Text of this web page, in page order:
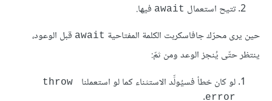
تتيح استعمال await فيها.
حين يرى محرّك جافاسكربت الكلمة المفتاحية await قبل الوعود،
ينتظر حتّى يُنجز الوعد ومن ثمّ:
لو كان خطأ فسيُولِّد الاستثناء كما لو استعملنا
throw
error
.